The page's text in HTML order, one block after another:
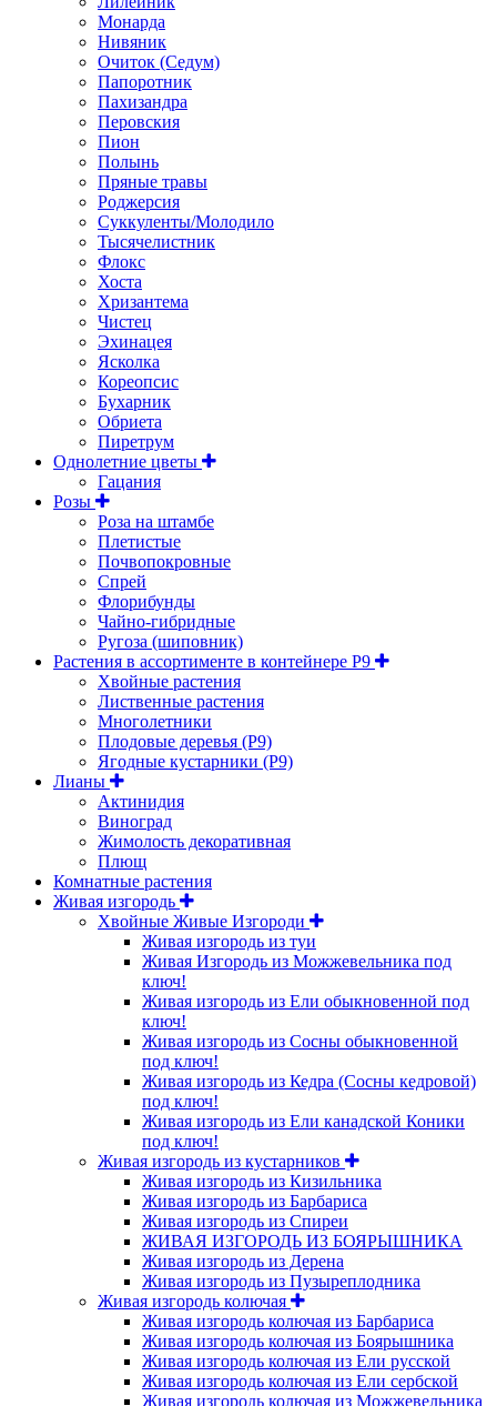
Монарда
Нивяник
Очиток (Седум)
Папоротник
Пахизандра
Перовския
Пион
Полынь
Пряные травы
Роджерсия
Суккуленты/Молодило
Тысячелистник
Флокс
Хоста
Хризантема
Чистец
Эхинацея
Ясколка
Кореопсис
Бухарник
Обриета
Пиретрум
Однолетние цветы
Гацания
Розы
Роза на штамбе
Плетистые
Почвопокровные
Спрей
Флорибунды
Чайно-гибридные
Ругоза (шиповник)
Растения в ассортименте в контейнере P9
Хвойные растения
Лиственные растения
Многолетники
Плодовые деревья (Р9)
Ягодные кустарники (Р9)
Лианы
Актинидия
Виноград
Жимолость декоративная
Плющ
Комнатные растения
Живая изгородь
Хвойные Живые Изгороди
Живая изгородь из туи
Живая Изгородь из Можжевельника под
ключ!
Живая изгородь из Ели обыкновенной под
ключ!
Живая изгородь из Сосны обыкновенной
под ключ!
Живая изгородь из Кедра (Сосны кедровой)
под ключ!
Живая изгородь из Ели канадской Коники
под ключ!
Живая изгородь из кустарников
Живая изгородь из Кизильника
Живая изгородь из Барбариса
Живая изгородь из Спиреи
ЖИВАЯ ИЗГОРОДЬ ИЗ БОЯРЫШНИКА
Живая изгородь из Дерена
Живая изгородь из Пузыреплодника
Живая изгородь колючая
Живая изгородь колючая из Барбариса
Живая изгородь колючая из Боярышника
Живая изгородь колючая из Ели русской
Живая изгородь колючая из Ели сербской
Живая изгородь колючая из Можжевельника